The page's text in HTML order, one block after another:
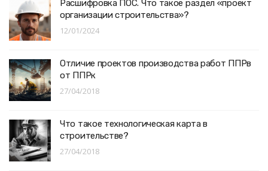
Расшифровка ПОС. Что такое раздел «проект
организации строительства»?
12/01/2024
Отличие проектов производства работ ППРв
от ППРк
27/04/2018
Что такое технологическая карта в
строительстве?
27/04/2018